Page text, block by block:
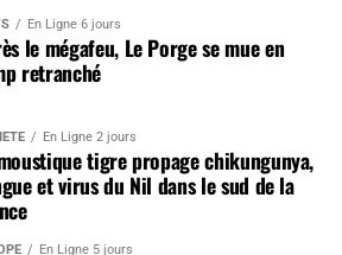
En Ligne 6 jours
le mégafeu, Le Porge se mue en
retranché
En Ligne 2 jours
tigre propage chikungunya,
et virus du Nil dans le sud de la
En Ligne 5 jours